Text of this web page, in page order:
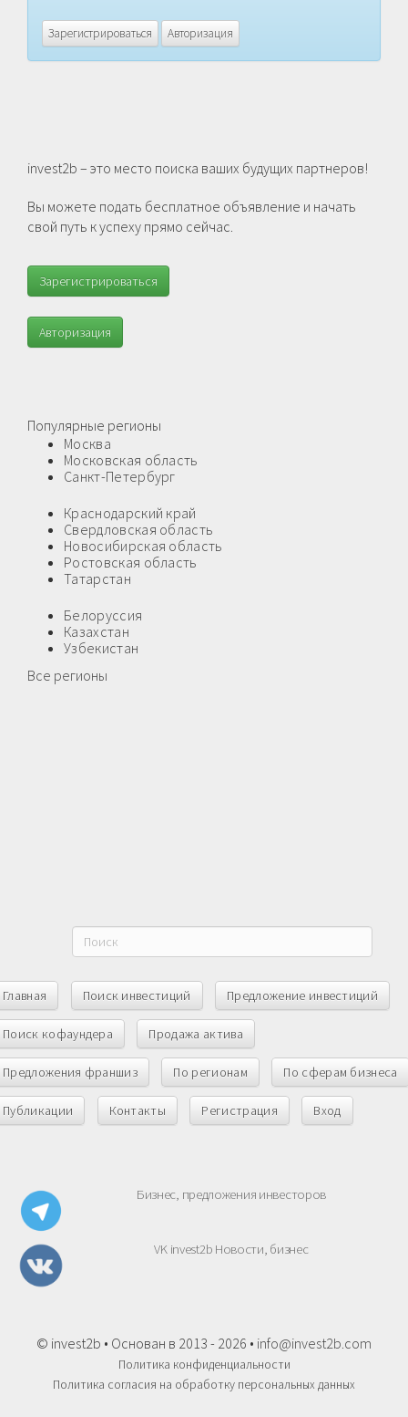
Зарегистрироваться Авторизация
invest2b – это место поиска ваших будущих партнеров!
Вы можете подать бесплатное объявление и начать
свой путь к успеху прямо сейчас.
Зарегистрироваться
Авторизация
Популярные регионы
Москва
Московская область
Санкт-Петербург
Краснодарский край
Свердловская область
Новосибирская область
Ростовская область
Татарстан
Белоруссия
Казахстан
Узбекистан
Все регионы
Главная Поиск инвестиций Предложение инвестиций
Поиск кофаундера Продажа актива
Предложения франшиз По регионам По сферам бизнеса
Публикации Контакты Регистрация Вход
Бизнес, предложения инвесторов
VK invest2b Новости, бизнес
© invest2b • Основан в 2013 - 2026 • info@invest2b.com
Политика конфиденциальности
Политика согласия на обработку персональных данных